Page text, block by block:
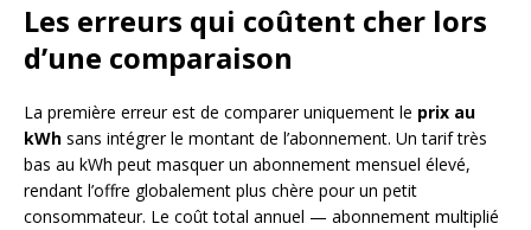
Les erreurs qui coûtent cher lors
d’une comparaison
La première erreur est de comparer uniquement le prix au
kWh sans intégrer le montant de l’abonnement. Un tarif très
bas au kWh peut masquer un abonnement mensuel élevé,
rendant l’offre globalement plus chère pour un petit
consommateur. Le coût total annuel — abonnement multiplié